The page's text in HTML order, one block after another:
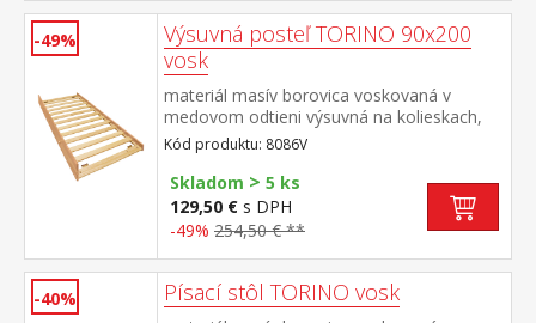
-49%
Výsuvná posteľ TORINO 90x200
vosk
materiál masív borovica voskovaná v
medovom odtieni výsuvná na kolieskach,
cena bez matraca maximálna odporúčaná
výška matraca 14 cm odporúčaný rozmer
matraca 90 × 200 cm vhodná ako výsuvná
prístelka k pohovke TORINO 8085V
Kód produktu: 8086V
Skladom > 5 ks
129,50 € s DPH
-49% 254,50 € **
-40% Písací stôl TORINO vosk